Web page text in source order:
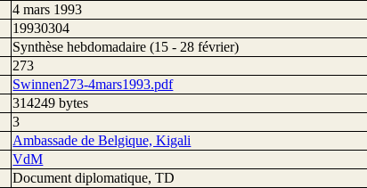
4 mars 1993
19930304
Synthèse hebdomadaire (15 - 28 février)
273
Swinnen273-4mars1993.pdf
314249 bytes
3
Ambassade de Belgique, Kigali
VdM
Document diplomatique, TD